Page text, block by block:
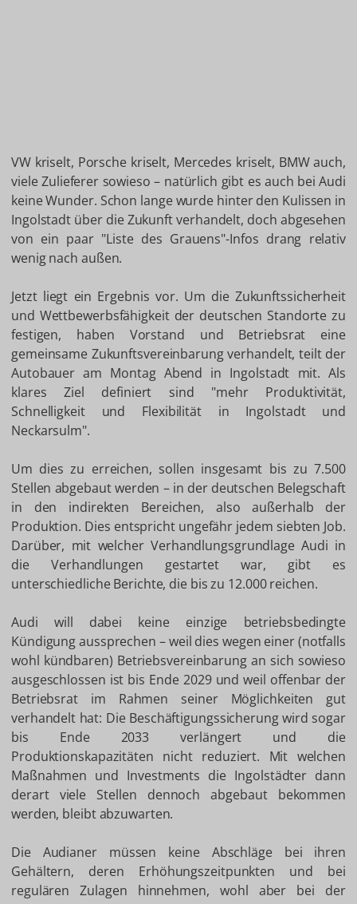
VW kriselt, Porsche kriselt, Mercedes kriselt, BMW auch,
viele Zulieferer sowieso – natürlich gibt es auch bei Audi
keine Wunder. Schon lange wurde hinter den Kulissen in
Ingolstadt über die Zukunft verhandelt, doch abgesehen
von ein paar "Liste des Grauens"-Infos drang relativ
wenig nach außen.
Jetzt liegt ein Ergebnis vor. Um die Zukunftssicherheit
und Wettbewerbsfähigkeit der deutschen Standorte zu
festigen, haben Vorstand und Betriebsrat eine
gemeinsame Zukunftsvereinbarung verhandelt, teilt der
Autobauer am Montag Abend in Ingolstadt mit. Als
klares Ziel definiert sind "mehr Produktivität,
Schnelligkeit und Flexibilität in Ingolstadt und
Neckarsulm".
Um dies zu erreichen, sollen insgesamt bis zu 7.500
Stellen abgebaut werden – in der deutschen Belegschaft
in den indirekten Bereichen, also außerhalb der
Produktion. Dies entspricht ungefähr jedem siebten Job.
Darüber, mit welcher Verhandlungsgrundlage Audi in
die Verhandlungen gestartet war, gibt es
unterschiedliche Berichte, die bis zu 12.000 reichen.
Audi will dabei keine einzige betriebsbedingte
Kündigung aussprechen – weil dies wegen einer (notfalls
wohl kündbaren) Betriebsvereinbarung an sich sowieso
ausgeschlossen ist bis Ende 2029 und weil offenbar der
Betriebsrat im Rahmen seiner Möglichkeiten gut
verhandelt hat: Die Beschäftigungssicherung wird sogar
bis Ende 2033 verlängert und die
Produktionskapazitäten nicht reduziert. Mit welchen
Maßnahmen und Investments die Ingolstädter dann
derart viele Stellen dennoch abgebaut bekommen
werden, bleibt abzuwarten.
Die Audianer müssen keine Abschläge bei ihren
Gehältern, deren Erhöhungszeitpunkten und bei
regulären Zulagen hinnehmen, wohl aber bei der